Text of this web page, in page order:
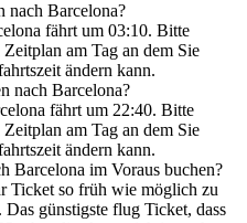
nach Barcelona?
fährt um 03:10. Bitte
am Tag an dem Sie
ändern kann.
nach Barcelona?
fährt um 22:40. Bitte
am Tag an dem Sie
ändern kann.
Barcelona im Voraus buchen?
Ticket so früh wie möglich zu
günstigste flug Ticket, dass